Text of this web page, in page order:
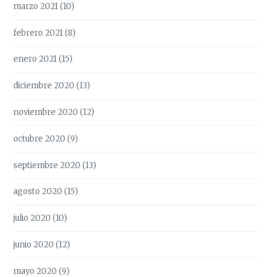
marzo 2021(10)
febrero 2021(8)
enero 2021(15)
diciembre 2020 (13)
noviembre 2020 (12)
octubre 2020 (9)
septiembre 2020 (13)
agosto 2020 (15)
julio 2020 (10)
junio 2020 (12)
mayo 2020 (9)